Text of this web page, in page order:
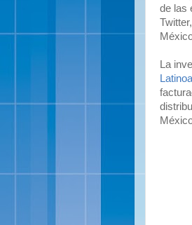
de las
La